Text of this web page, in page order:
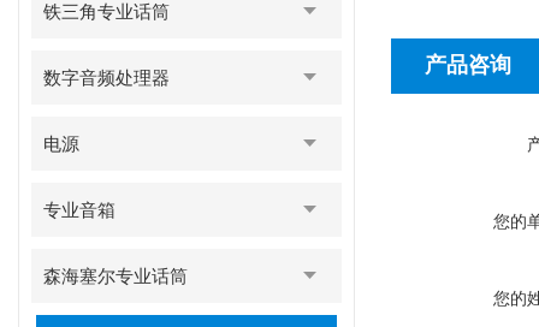
铁三角专业话筒
数字音频处理器
电源
专业音箱
森海塞尔专业话筒
产品咨询
您的
您的